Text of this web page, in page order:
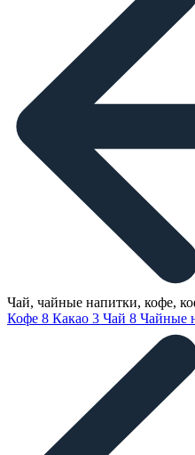
Чай, чайные напитки, кофе,
Кофе 8 Какао 3 Чай 8 Чайные